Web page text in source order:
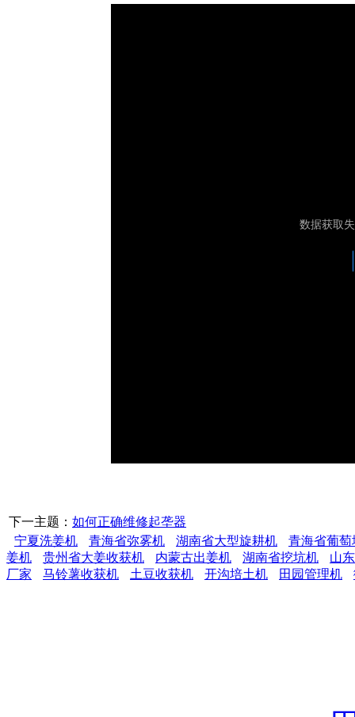
下一主题： 如何正确维修起垄器
宁夏洗姜机
青海省弥雾机 湖南省大型旋耕机
青海省葡萄
姜机
贵州省大姜收获机 内蒙古出姜机 湖南省挖坑机
山
厂家
马铃薯收获机 土豆收获机 开沟培土机 田园管理机